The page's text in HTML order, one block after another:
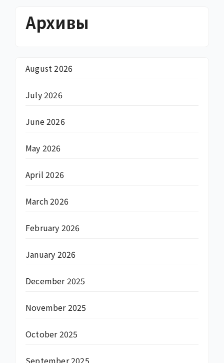
Архивы
August 2026
July 2026
June 2026
May 2026
April 2026
March 2026
February 2026
January 2026
December 2025
November 2025
October 2025
September 2025